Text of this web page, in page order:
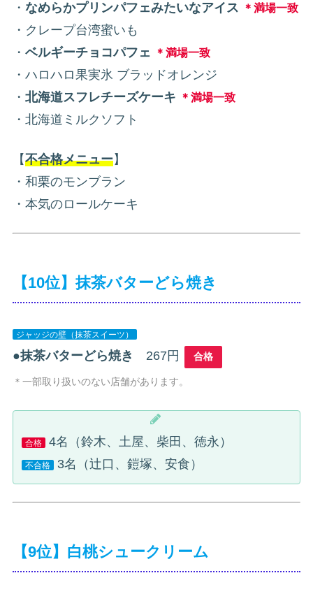
・ なめらかプリンパフェみたいなアイス ＊満場一致
・クレープ台湾蜜いも
・ ベルギーチョコパフェ ＊満場一致
・ハロハロ果実氷 ブラッドオレンジ
・ 北海道スフレチーズケーキ ＊満場一致
・北海道ミルクソフト
【不合格メニュー】
・和栗のモンブラン
・本気のロールケーキ
【10位】抹茶バターどら焼き
ジャッジの壁（抹茶スイーツ）
●抹茶バターどら焼き 267円 合格
＊一部取り扱いのない店舗があります。
合格 4名（鈴木、土屋、柴田、徳永）
不合格 3名（辻口、鎧塚、安食）
【9位】白桃シュークリーム